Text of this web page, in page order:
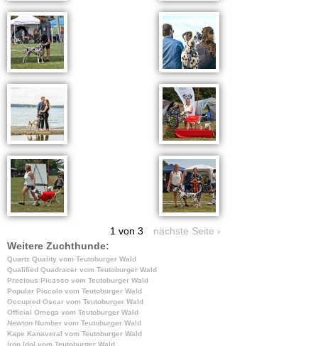
1 von 3
nächste Seite ›
Weitere Zuchthunde:
Quartz Quality vom Teutoburger Wald
Qualified Quadracer vom Teutoburger Wald
Precious Picasso vom Teutoburger Wald
Popular Piccolo vom Teutoburger Wald
Occupied Oscar vom Teutoburger Wald
Official Omega vom Teutoburger Wald
Newton Number vom Teutoburger Wald
Kape Kanaveral vom Teutoburger Wald
Iron Idol vom Teutoburger Wald